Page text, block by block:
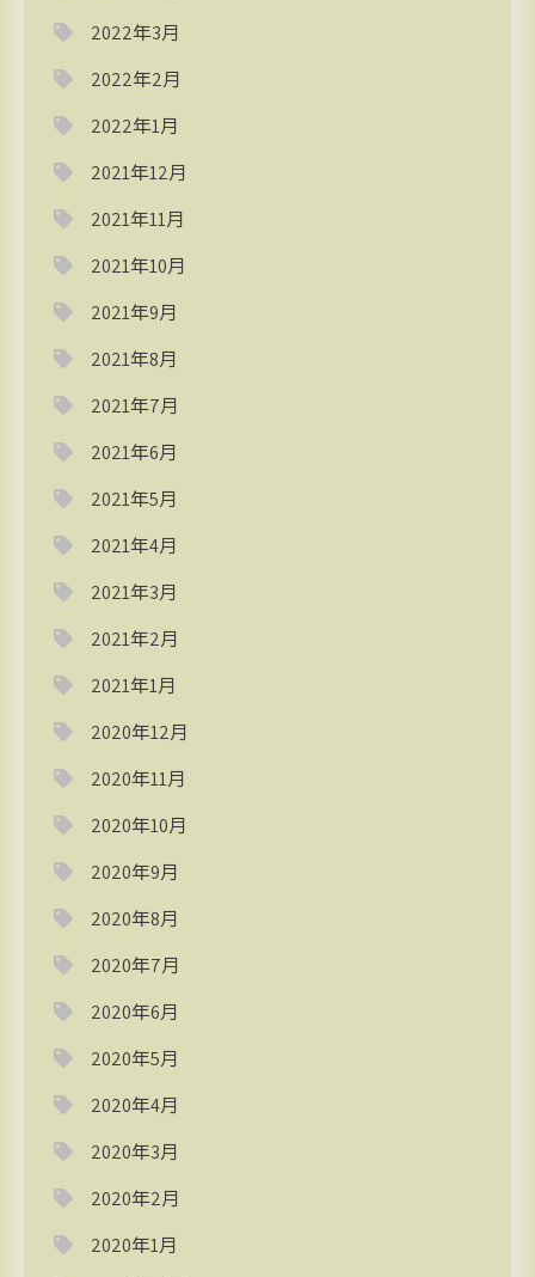
2022年3月
2022年2月
2022年1月
2021年12月
2021年11月
2021年10月
2021年9月
2021年8月
2021年7月
2021年6月
2021年5月
2021年4月
2021年3月
2021年2月
2021年1月
2020年12月
2020年11月
2020年10月
2020年9月
2020年8月
2020年7月
2020年6月
2020年5月
2020年4月
2020年3月
2020年2月
2020年1月